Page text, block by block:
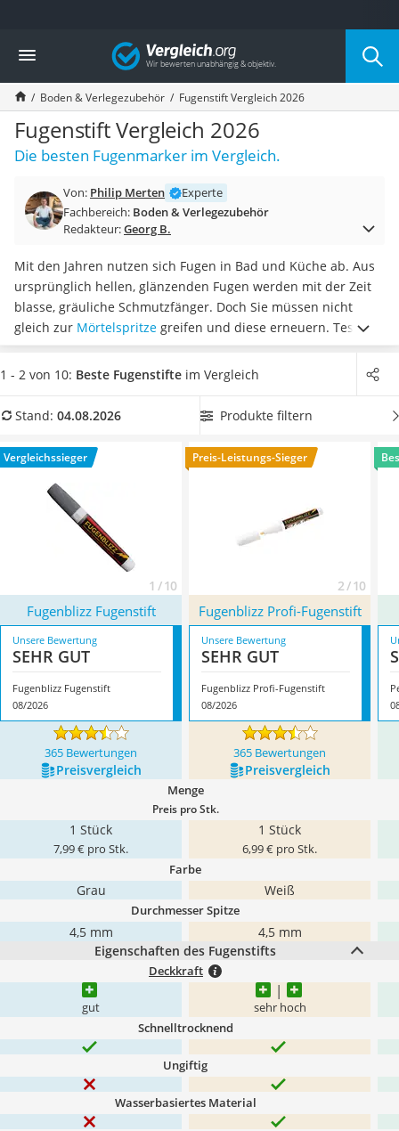
Die beliebtesten Vergleiche nach Kategorie
Baumarkt
Tresor feuerfest
Makita-Akku-Rasenmäher
Kappsäge
Smartes Türschloss
Akku-Rasentrimmer
Split-Klimaanlage 2 Innengeräte
Pelletofen
Tiefbrunnenpumpe
Fliesenschneider
Hochdruckreiniger
Doppelschleifer
Überwachungskamera
Benzinrasenmäher mit Elektrostart
Löschdecke
Winterharte Palmen
Gasdurchlauferhitzer
Vergleich
Boden & Verlegezubehör Fugenstift Vergleich 2026
Fugenstift Vergleich 2026
Die besten Fugenmarker im Vergleich.
Von: Philip Merten
Experte
Fachbereich: Boden & Verlegezubehör
Redakteur:Georg B.
Mit den Jahren nutzen sich Fugen in Bad und Küche ab. Aus
ursprünglich hellen, glänzenden Fugen werden mit der Zeit
blasse, gräuliche Schmutzfänger. Doch Sie müssen nicht
gleich zur Mörtelspritze greifen und diese erneuern. Tests im
Internet haben gezeigt, dass es häufig schon ausreicht, die
Fugen mit einem Fugenstift auszubessern.
Wählen Sie jetzt
Spitzendurchmesser von mind. 4 mm aufweist,um Ihre
hier im August 2026 besonders das ModellFugenblizz
Fugenstift* mit seinen Eigenschaften.
1 - 2 von 10: Beste Fugenstifte im Vergleich
Stand: 04.08.2026 Produkte filtern
Vergleichssieger
1 / 10
Preis-Leistungs-Sieger
2 / 10
Fugenblizz Fugenstift Fugenblizz Profi-Fugenstift
Unsere Bewertung
SEHR GUT
Fugenblizz Fugenstift
08/2026
Unsere Bewertung
SEHR GUT
Fugenblizz Profi-Fugenstift
08/2026
365 Bewertungen 365 Bewertungen
Preis­vergleich Preis­vergleich
Menge
Preis pro Stk.
1 Stück
7,99 € pro Stk.
1 Stück
6,99 € pro Stk.
Farbe
Grau Weiß
Durchmesser Spitze
4,5 mm
4,5 mm
Eigenschaften des Fugenstifts
Deckkraft
gut sehr hoch
Schnelltrocknend
Ungiftig
Wasserbasiertes Material